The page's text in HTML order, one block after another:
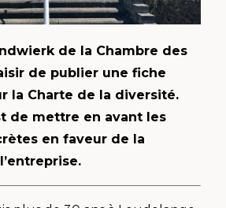
de la Chambre des
de publier une fiche
la Charte de la diversité.
de mettre en avant les
en faveur de la